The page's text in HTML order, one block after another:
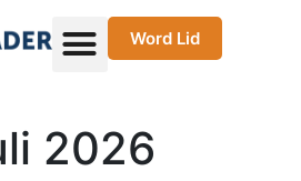
Word Lid
2026